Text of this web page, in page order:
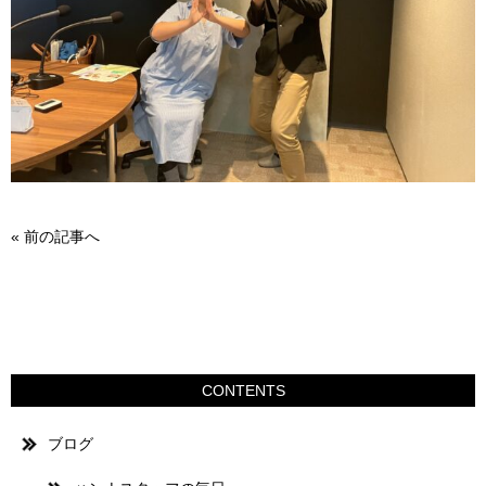
« 前の記事へ
CONTENTS
ブログ